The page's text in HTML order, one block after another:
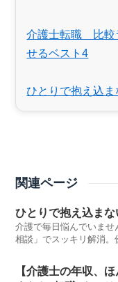
介護士転職 比較
せるベスト4
ひとりで抱え込
関連ページ
ひとりで抱え込ま
介護で毎日悩んでいま
相談」でスッキリ解消。
【介護士の年収、